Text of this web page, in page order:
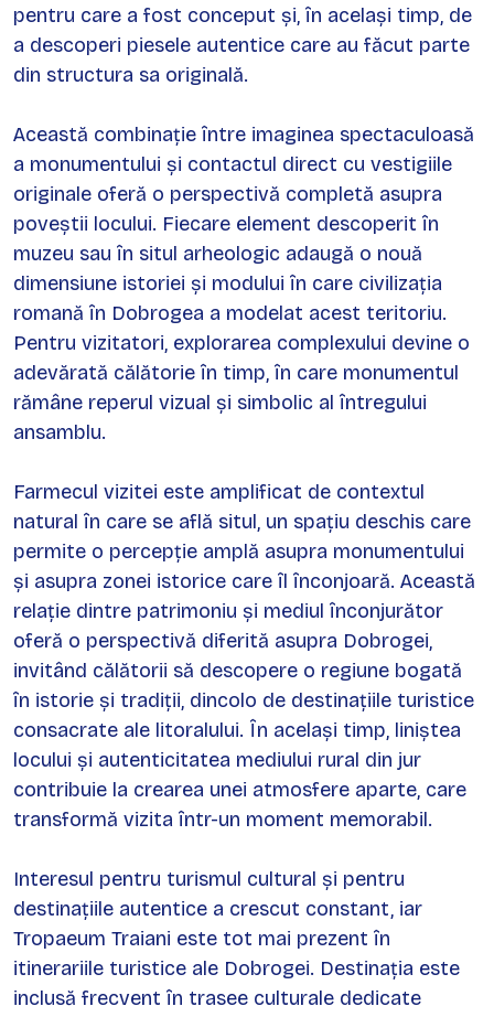
pentru care a fost conceput și, în același timp, de
a descoperi piesele autentice care au făcut parte
din structura sa originală.
Această combinație între imaginea spectaculoasă
a monumentului și contactul direct cu vestigiile
originale oferă o perspectivă completă asupra
poveștii locului. Fiecare element descoperit în
muzeu sau în situl arheologic adaugă o nouă
dimensiune istoriei și modului în care civilizația
romană în Dobrogea a modelat acest teritoriu.
Pentru vizitatori, explorarea complexului devine o
adevărată călătorie în timp, în care monumentul
rămâne reperul vizual și simbolic al întregului
ansamblu.
Farmecul vizitei este amplificat de contextul
natural în care se află situl, un spațiu deschis care
permite o percepție amplă asupra monumentului
și asupra zonei istorice care îl înconjoară. Această
relație dintre patrimoniu și mediul înconjurător
oferă o perspectivă diferită asupra Dobrogei,
invitând călătorii să descopere o regiune bogată
în istorie și tradiții, dincolo de destinațiile turistice
consacrate ale litoralului. În același timp, liniștea
locului și autenticitatea mediului rural din jur
contribuie la crearea unei atmosfere aparte, care
transformă vizita într-un moment memorabil.
Interesul pentru turismul cultural și pentru
destinațiile autentice a crescut constant, iar
Tropaeum Traiani este tot mai prezent în
itinerariile turistice ale Dobrogei. Destinația este
inclusă frecvent în trasee culturale dedicate